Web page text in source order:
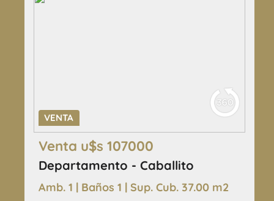
VENTA
Venta u$s 107000
Departamento - Caballito
Amb. 1 | Baños 1 | Sup. Cub. 37.00 m2